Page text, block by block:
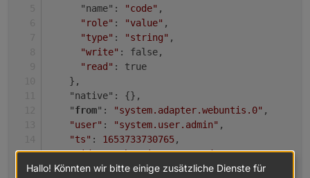
      "name":
"code" ,
"role" : "value" ,
"type" : "string" ,
"write" : false,
"read" : true
    },
    "native": {},
    "
from": "system.adapter.webuntis.0" ,
"user" : "system.user.admin" ,
"ts" : 1653733730765,
"_id": "webuntis.0.0.0.code",
"acl": {
Hallo! Könnten wir bitte einige zusätzliche Dienste für